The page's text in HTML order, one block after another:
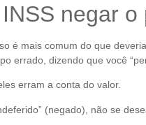
negar o
é mais comum do que
errado, dizendo que você
erram a conta do valor.
(negado), não se